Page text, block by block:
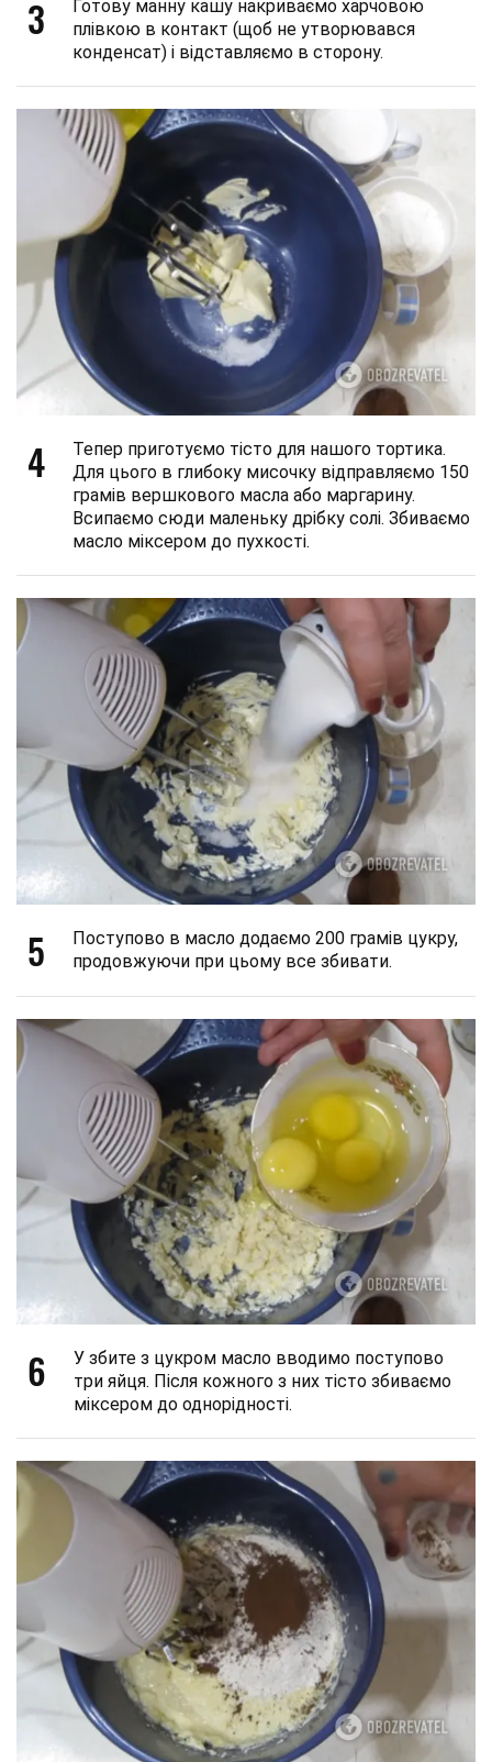
3
Готову манну кашу накриваємо харчовою
плівкою в контакт (щоб не утворювався
конденсат) і відставляємо в сторону.
4
Тепер приготуємо тісто для нашого тортика.
Для цього в глибоку мисочку відправляємо 150
грамів вершкового масла або маргарину.
Всипаємо сюди маленьку дрібку солі. Збиваємо
масло міксером до пухкості.
5
Поступово в масло додаємо 200 грамів цукру,
продовжуючи при цьому все збивати.
6
У збите з цукром масло вводимо поступово
три яйця. Після кожного з них тісто збиваємо
міксером до однорідності.